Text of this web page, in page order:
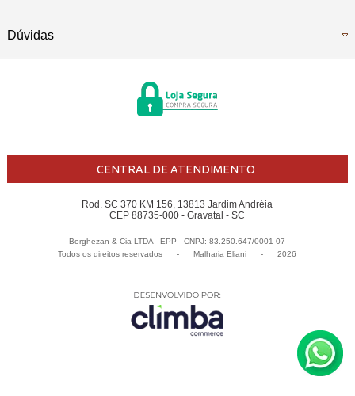
Dúvidas
CENTRAL DE ATENDIMENTO
Rod. SC 370 KM 156, 13813 Jardim Andréia
CEP 88735-000 - Gravatal - SC
Borghezan & Cia LTDA - EPP - CNPJ: 83.250.647/0001-07
Todos os direitos reservados
- Malharia Eliani - 2026